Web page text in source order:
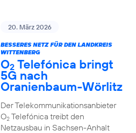
20. März 2026
BESSERES NETZ FÜR DEN LANDKREIS
WITTENBERG
O2 Telefónica bringt
5G nach
Oranienbaum-Wörlitz
Der Telekommunikationsanbieter
O2Telefónica treibt den
Netzausbau in Sachsen-Anhalt